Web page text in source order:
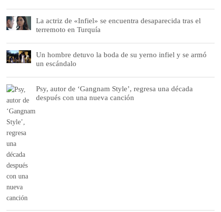
La actriz de «Infiel» se encuentra desaparecida tras el
terremoto en Turquía
Un hombre detuvo la boda de su yerno infiel y se armó
un escándalo
Psy, autor de ‘Gangnam Style’, regresa una década
después con una nueva canción